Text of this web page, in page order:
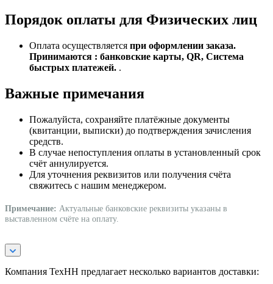
Порядок оплаты для Физических лиц
Оплата осуществляется при оформлении заказа.
Принимаются : банковские карты, QR, Система
быстрых платежей. .
Важные примечания
Пожалуйста, сохраняйте платёжные документы
(квитанции, выписки) до подтверждения зачисления
средств.
В случае непоступления оплаты в установленный срок
счёт аннулируется.
Для уточнения реквизитов или получения счёта
свяжитесь с нашим менеджером.
Примечание: Актуальные банковские реквизиты указаны в
выставленном счёте на оплату.
Компания ТехНН предлагает несколько вариантов доставки: